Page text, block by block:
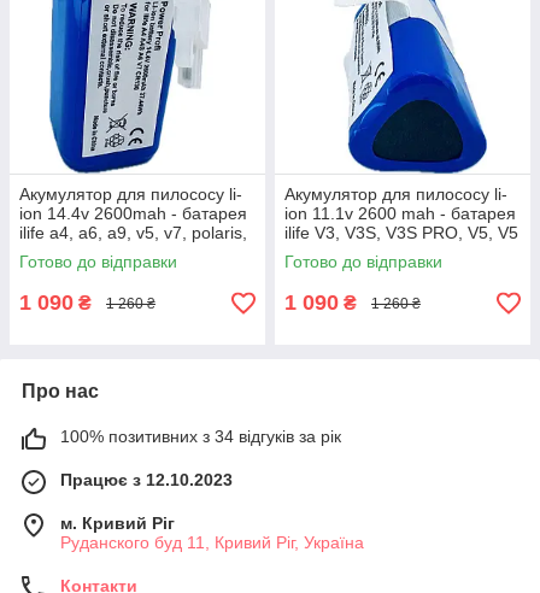
Акумулятор для пилососу li-
ion 14.4v 2600mah - батарея
ilife a4, a6, a9, v5, v7, polaris,
liectroux x5s та інші, 2.60
Готово до відправки
1 090 ₴ 1 260 ₴
Акумулятор для пилососу li-
ion 11.1v 2600 mah - батарея
ilife V3, V3S, V3S PRO, V5, V5
PRO, V5S, CW310, 2.60
Готово до відправки
1 090 ₴ 1 260 ₴
Про нас
100% позитивних з 34 відгуків за рік
Працює з 12.10.2023
м. Кривий Ріг
Руданского буд 11, Кривий Ріг, Україна
Контакти